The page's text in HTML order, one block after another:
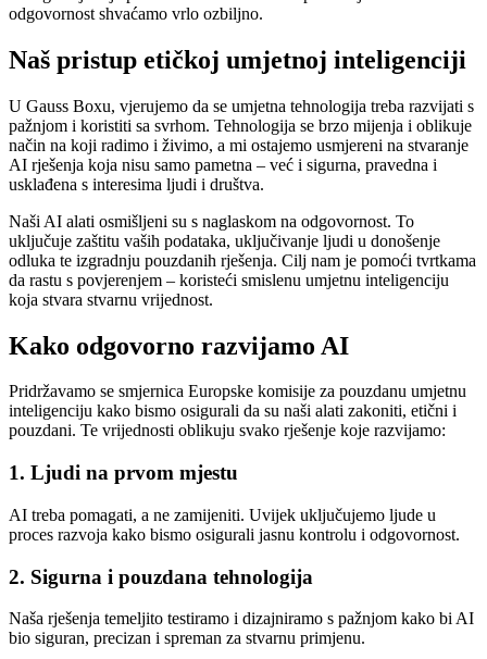
odgovornost shvaćamo vrlo ozbiljno.
Naš pristup etičkoj umjetnoj inteligenciji
U Gauss Boxu, vjerujemo da se umjetna tehnologija treba razvijati s
pažnjom i koristiti sa svrhom. Tehnologija se brzo mijenja i oblikuje
način na koji radimo i živimo, a mi ostajemo usmjereni na stvaranje
AI rješenja koja nisu samo pametna – već i sigurna, pravedna i
usklađena s interesima ljudi i društva.
Naši AI alati osmišljeni su s naglaskom na odgovornost. To
uključuje zaštitu vaših podataka, uključivanje ljudi u donošenje
odluka te izgradnju pouzdanih rješenja. Cilj nam je pomoći tvrtkama
da rastu s povjerenjem – koristeći smislenu umjetnu inteligenciju
koja stvara stvarnu vrijednost.
Kako odgovorno razvijamo AI
Pridržavamo se smjernica Europske komisije za pouzdanu umjetnu
inteligenciju kako bismo osigurali da su naši alati zakoniti, etični i
pouzdani. Te vrijednosti oblikuju svako rješenje koje razvijamo:
1. Ljudi na prvom mjestu
AI treba pomagati, a ne zamijeniti. Uvijek uključujemo ljude u
proces razvoja kako bismo osigurali jasnu kontrolu i odgovornost.
2. Sigurna i pouzdana tehnologija
Naša rješenja temeljito testiramo i dizajniramo s pažnjom kako bi AI
bio siguran, precizan i spreman za stvarnu primjenu.